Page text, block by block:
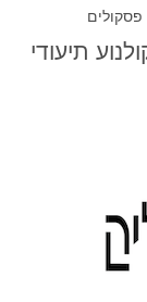
פסקולים
תיעודי